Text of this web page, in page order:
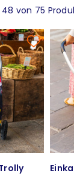
48 von 75
- Trolly